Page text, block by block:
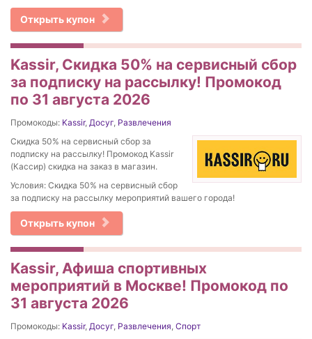
Открыть купон
Kassir, Скидка 50% на сервисный сбор
за подписку на рассылку! Промокод
по 31 августа 2026
Промокоды: Kassir, Досуг, Развлечения
Скидка 50% на сервисный сбор за
подписку на рассылку! Промокод Kassir
(Кассир) скидка на заказ в магазин.
Условия: Скидка 50% на сервисный сбор
за подписку на рассылку мероприятий вашего города!
Открыть купон
Kassir, Афиша спортивных
мероприятий в Москве! Промокод по
31 августа 2026
Промокоды: Kassir, Досуг, Развлечения, Спорт